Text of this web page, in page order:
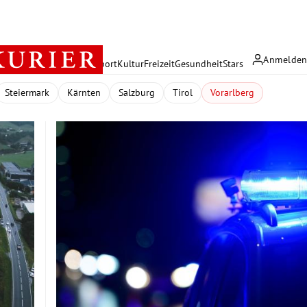
Anmelden
PolitikWirtschaft SportKulturFreizeitGesundheitStars
Steiermark Kärnten Salzburg Tirol Vorarlberg